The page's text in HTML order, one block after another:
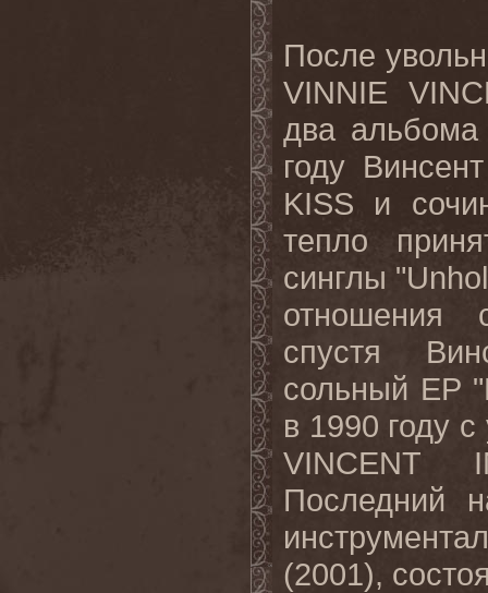
После
VINNIE
два
году
KISS и
тепло
синглы
отношения
спустя
сольный EP
в 1990 году
VINCENT
Последний
(2001),